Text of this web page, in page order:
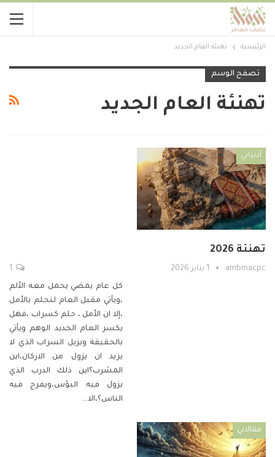
الرئيسية تهنئة العام الجديد
تصفح الوسم
تهنئة العام الجديد
أدبياتي
تهنئة 2026
ambmacpc 1 يناير 2026
كل عام يمضي يحمل معه الألم
،ويأتي مقبل العام لنحلم بالأمل
،إلا ان الأمل ، حلم كسراب ،فهل
يكسر العام الجديد الوهم ويأتي
بالحقيقة ويزيل السراب الذي لا
يريد ان يزول من الاركان،اين
المشرب؟اين ذلك الدرب الذي
يزول فيه البؤس،ويفرح فيه
الناس؟،الا…
مقالاتي